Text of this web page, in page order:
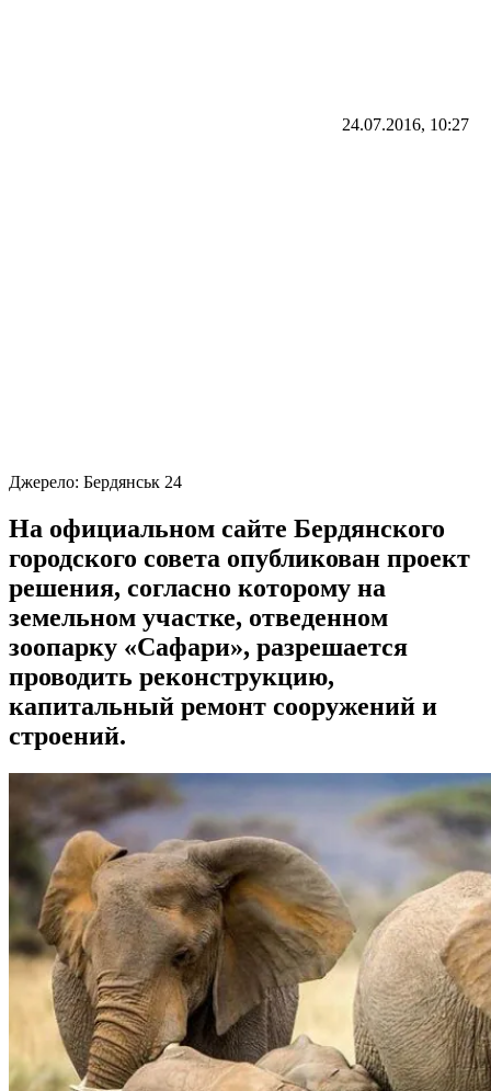
24.07.2016, 10:27
Джерело: Бердянськ 24
На официальном сайте Бердянского
городского совета опубликован проект
решения, согласно которому на
земельном участке, отведенном
зоопарку «Сафари», разрешается
проводить реконструкцию,
капитальный ремонт сооружений и
строений.